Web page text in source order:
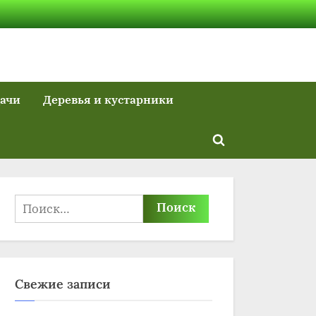
Деревья и кустарники
Toggle
Найти:
Свежие записи